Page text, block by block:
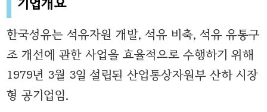
기업개요
한국성유는 석유자원 개발, 석유 비축, 석유 유통구
조 개선에 관한 사업을 효율적으로 수행하기 위해
1979년 3월 3일 설립된 산업통상자원부 산하 시장
형 공기업임.